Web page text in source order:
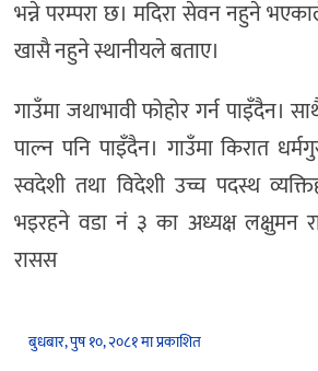
भन्ने परम्परा छ। मदिरा सेवन नहुने
खासै नहुने स्थानीयले बताए।
गाउँमा जथाभावी फोहोर गर्न पाइँदैन।
पाल्न पनि पाइँदैन। गाउँमा किरात
स्वदेशी तथा विदेशी उच्च पदस्थ
भइरहने वडा नं ३ का अध्यक्ष लक्षुमन
रासस
बुधबार, पुष १०, २०८१ मा प्रकाशित